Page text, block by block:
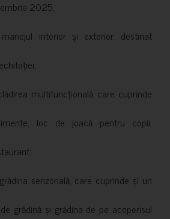
2025;
interior și exterior, destinat
multifuncțională care cuprinde
loc de joacă pentru copii,
senzorială, care cuprinde și un
grădină și grădina de pe acoperisul